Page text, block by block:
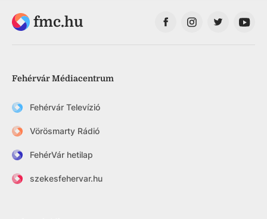
fmc.hu
Fehérvár Médiacentrum
Fehérvár Televízió
Vörösmarty Rádió
FehérVár hetilap
szekesfehervar.hu